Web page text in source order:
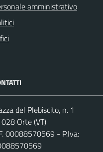
amministrativo
del Plebiscito, n. 1
Orte (VT)
00088570569 - P.Iva: